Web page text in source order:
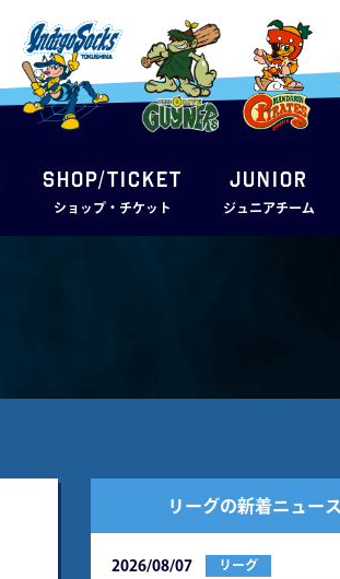
SHOP/TICKET
ショップ・チケット
JUNIOR
ジュニアチーム
リーグの新着ニュース
2026/08/07 リーグ